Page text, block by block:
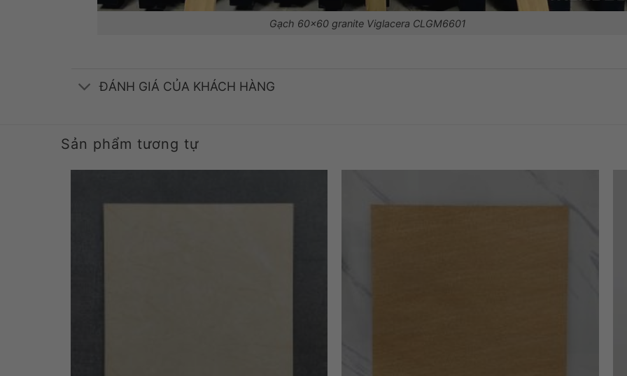
Gạch 60×60 granite Viglacera CLGM6601
ĐÁNH GIÁ CỦA KHÁCH HÀNG
Sản phẩm tương tự